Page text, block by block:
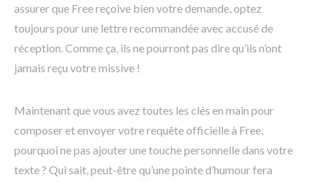
assurer que Free reçoive bien votre demande, optez
toujours pour une lettre recommandée avec accusé de
réception. Comme ça, ils ne pourront pas dire qu’ils n’ont
jamais reçu votre missive !
Maintenant que vous avez toutes les clés en main pour
composer et envoyer votre requête officielle à Free,
pourquoi ne pas ajouter une touche personnelle dans votre
texte ? Qui sait, peut-être qu’une pointe d’humour fera